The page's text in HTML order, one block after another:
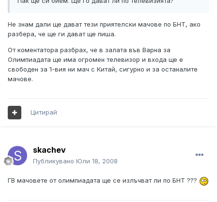
Не знам дали ще дават тези приятелски мачове по БНТ, ако
разбера, че ще ги дават ще пиша.
От коментатора разбрах, че в залата във Варна за
Олимпиадата ще има огромен телевизор и входа ще е
свободен за 1-вия ни мач с Китай, сигурно и за останалите
мачове.
Цитирай
skachev
Публикувано Юли 18, 2008
ГВ мачовете от олимпиадата ще се излъчват ли по БНТ ???